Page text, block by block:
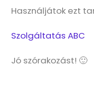
Használjátok ezt
Szolgáltatás ABC
Jó szórakozást! 🙂